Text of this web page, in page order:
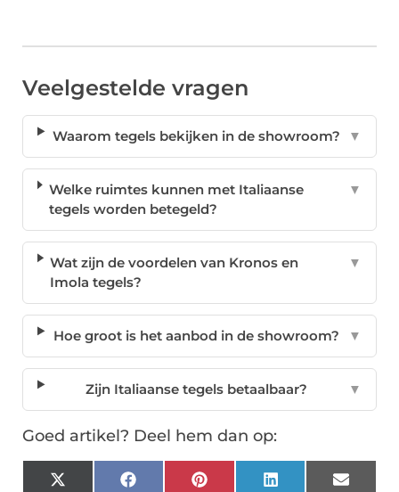
Veelgestelde vragen
Waarom tegels bekijken in de showroom? ▼
Welke ruimtes kunnen met Italiaanse
tegels worden betegeld?
▼
Wat zijn de voordelen van Kronos en
Imola tegels?
▼
Hoe groot is het aanbod in de showroom? ▼
Zijn Italiaanse tegels betaalbaar? ▼
Goed artikel? Deel hem dan op:
X FacebookPinterest LinkedIn Email